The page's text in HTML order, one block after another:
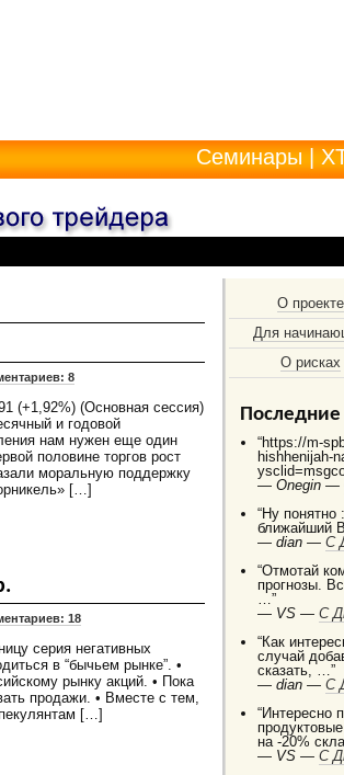
Семинары
8
(+1,92%) (Основная сессия)
и годовой
нам нужен еще один
половине торгов рост
моральную поддержку
[…]
18
серия негативных
в “бычьем рынке”. •
рынку акций. • Пока
продажи. • Вместе с тем,
[…]
О проекте
Для
О рисках
“https://m-
hishhenijah-
—Onegin —
“Ну понятно
ближайший
—dian —C
“Отмотай
прогнозы.
…”
— VS —C
“Как
случай
сказать, …”
—dian —C
“Интересно
на -20%
— VS —C